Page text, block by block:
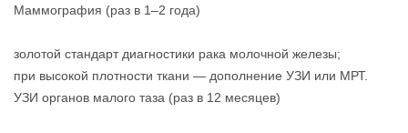
Маммография (раз в 1–2 года)
золотой стандарт диагностики рака молочной железы;
при высокой плотности ткани — дополнение УЗИ или МРТ.
УЗИ органов малого таза (раз в 12 месяцев)